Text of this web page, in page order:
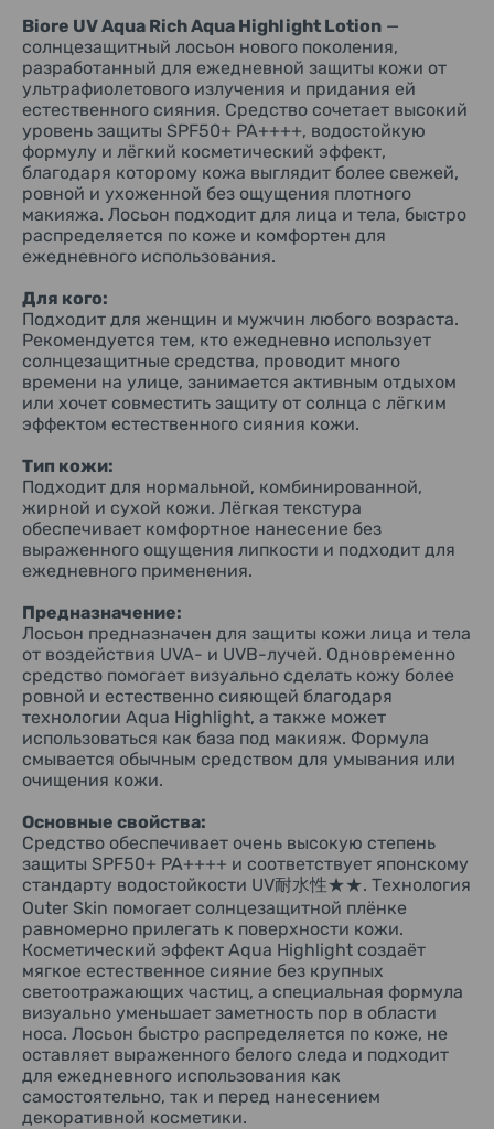
макияж. Формула смывается обычным средством для
умывания или очищения кожи.
Основные свойства:
Средство обеспечивает очень высокую степень защиты
SPF50+ PA++++ и соответствует японскому стандарту
водостойкости UV耐水性★★. Технология Outer Skin
помогает солнцезащитной плёнке равномерно прилегать к
поверхности кожи. Косметический эффект Aqua Highlight
создаёт мягкое естественное сияние без крупных
светоотражающих частиц, а специальная формула
визуально уменьшает заметность пор в области носа.
Лосьон быстро распределяется по коже, не оставляет
использования как самостоятельно, так и перед
нанесением декоративной косметики.
Эффект от использования:
После нанесения кожа приобретает более свежий и
ухоженный внешний вид, выглядит естественно сияющей
и визуально более гладкой. Лёгкое покрытие практически
не ощущается на коже и не создаёт эффекта плотного
средство обеспечивает ежедневную защиту кожи от
солнечного излучения и помогает сохранить аккуратный
внешний вид в течение дня.
Почему этот продукт отличается от обычных
солнцезащитных средств:
Biore UV Aqua Rich Aqua Highlight Lotion сочетает две
ультрафиолетового излучения и декоративный эффект
естественного сияния кожи. В отличие от классических
солнцезащитных средств, он не только защищает кожу, но
и помогает визуально освежить цвет лица, сделать
поверхность кожи более ровной и подготовить её к
нанесению макияжа без использования отдельного
праймера или хайлайтера.
Способ применения:
Перед использованием тщательно встряхнуть флакон до
количество лосьона равномерным слоем на кожу лица и
тела. Для поддержания заявленного уровня защиты
повторно наносить средство после длительного
пребывания на солнце, купания, интенсивного
потоотделения, вытирания полотенцем или при
необходимости обновления солнцезащитного покрытия.
состоянием кожи. При появлении покраснения, отёка,
зуда, раздражения, изменения цвета кожи или других
необычных реакций прекратить применение и обратиться
к врачу-дерматологу. Избегать попадания в глаза. При
попадании тщательно промыть водой. Не допускать
попадания средства на одежду. При загрязнении ткани
как можно скорее постирать её с использованием
моющего средства. Не применять хлорсодержащие
отбеливатели, так как возможно изменение цвета ткани.
После использования протереть горлышко флакона и
плотно закрыть крышку. Хранить вдали от прямых
солнечных лучей, источников тепла и в недоступном для
детей месте.
Почему выбирают Biore UV Aqua Rich Aqua Highlight
Lotion
Это средство подойдёт тем, кто хочет использовать один
продукт сразу для нескольких задач. Лосьон обеспечивает
высокую степень защиты от солнечного излучения,
придаёт коже естественное сияние, помогает визуально
сделать её более гладкой и служит базой под макияж.
Благодаря лёгкой текстуре средство комфортно
ощущается на коже, подходит для ежедневного
использования и легко смывается привычным очищающим
средством.
Советы специалистов
Солнцезащитные средства рекомендуется наносить
завершающим этапом утреннего ухода перед
декоративной косметикой. Для получения заявленного
средства и распределяйте его равномерным слоем. При
длительном пребывании на солнце обновляйте покрытие
каждые 2–3 часа, а также после купания, интенсивного
потоотделения или вытирания полотенцем.
Использование солнцезащитного средства не заменяет
другие меры защиты от солнца: по возможности избегайте
длительного пребывания под прямыми солнечными
лучами в часы их максимальной активности.
Biore UV Aqua Rich Aqua Highlight Lotion —
солнцезащитный лосьон нового поколения,
разработанный для ежедневной защиты кожи от
ультрафиолетового излучения и придания ей
естественного сияния. Средство сочетает высокий
уровень защиты SPF50+ PA++++, водостойкую
формулу и лёгкий косметический эффект,
благодаря которому кожа выглядит более свежей,
ровной и ухоженной без ощущения плотного
макияжа. Лосьон подходит для лица и тела, быстро
распределяется по коже и комфортен для
ежедневного использования.
Для кого:
Подходит для женщин и мужчин любого возраста.
Рекомендуется тем, кто ежедневно использует
солнцезащитные средства, проводит много
времени на улице, занимается активным отдыхом
или хочет совместить защиту от солнца с лёгким
эффектом естественного сияния кожи.
Тип кожи:
Подходит для нормальной, комбинированной,
жирной и сухой кожи. Лёгкая текстура
обеспечивает комфортное нанесение без
выраженного ощущения липкости и подходит для
ежедневного применения.
Предназначение:
Лосьон предназначен для защиты кожи лица и тела
от воздействия UVA- и UVB-лучей. Одновременно
средство помогает визуально сделать кожу более
ровной и естественно сияющей благодаря
технологии Aqua Highlight, а также может
использоваться как база под макияж. Формула
смывается обычным средством для умывания или
очищения кожи.
Основные свойства:
Средство обеспечивает очень высокую степень
защиты SPF50+ PA++++ и соответствует японскому
стандарту водостойкости UV耐水性★★. Технология
Outer Skin помогает солнцезащитной плёнке
равномерно прилегать к поверхности кожи.
Косметический эффект Aqua Highlight создаёт
мягкое естественное сияние без крупных
светоотражающих частиц, а специальная формула
визуально уменьшает заметность пор в области
носа. Лосьон быстро распределяется по коже, не
оставляет выраженного белого следа и подходит
для ежедневного использования как
самостоятельно, так и перед нанесением
декоративной косметики.